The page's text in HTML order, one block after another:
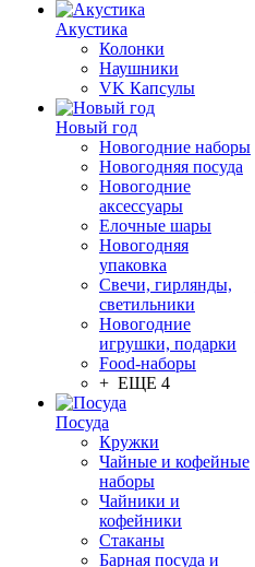
Акустика
Колонки
Наушники
VK Капсулы
Новый год
Новогодние наборы
Новогодняя посуда
Новогодние
аксессуары
Елочные шары
Новогодняя
упаковка
Свечи, гирлянды,
светильники
Новогодние
игрушки, подарки
Food-наборы
+ ЕЩЕ 4
Посуда
Кружки
Чайные и кофейные
наборы
Чайники и
кофейники
Стаканы
Барная посуда и